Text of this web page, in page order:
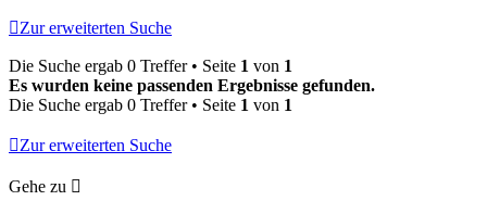
Zur erweiterten Suche
Die Suche ergab 0 Treffer • Seite 1 von 1
Es wurden keine passenden Ergebnisse gefunden.
Die Suche ergab 0 Treffer • Seite 1 von 1
Zur erweiterten Suche
Gehe zu